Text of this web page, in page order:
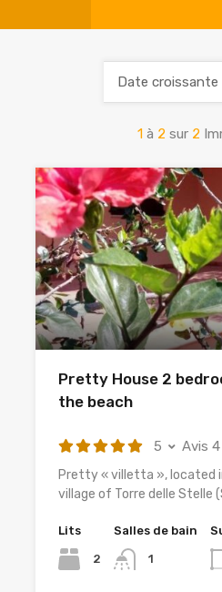
1 à 2 sur 2
Date croissante
Pretty House 2
the beach
5 Avis 4
Pretty « villetta », located
village of Torre delle Stelle
Lits
2
Salles de bain
1